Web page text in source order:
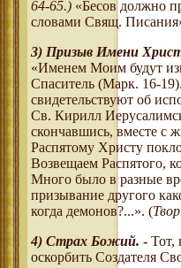
64-65.) «Бесов должно
словами Свящ.
3) Призыв Имени
«Именем Моим будут
Спаситель (Марк. 16-
свидетельствуют об
Св. Кирилл
скончавшись, вместе с
Распятому Христу
Возвещаем Распятого,
Много было в разные
призывание другого
когда демонов?...». (
4)Страх Божий.- Тот,
оскорбить Создателя